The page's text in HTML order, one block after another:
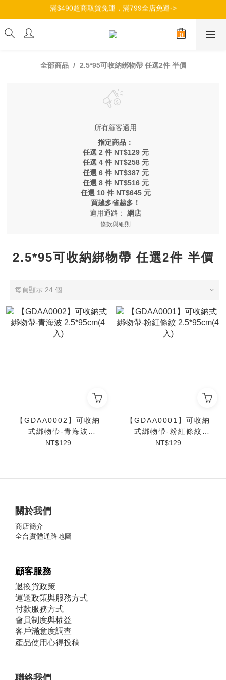
加入會員，立即獲得100元購物金->
滿$490超商取貨免運，滿799全店免運->
全部商品 2.5*95可收納綁物帶 任選2件 半價
所有顧客適用
指定商品：
任選 2 件 NT$129 元
任選 4 件 NT$258 元
任選 6 件 NT$387 元
任選 8 件 NT$516 元
任選 10 件 NT$645 元
買越多省越多！
適用通路： 網店
條款與細則
2.5*95可收納綁物帶 任選2件 半價
每頁顯示 24 個
【GDAA0002】可收納
式綁物帶-青海波
2.5*95cm(4入)
NT$129
【GDAA0001】可收納
式綁物帶-粉紅條紋
2.5*95cm(4入)
NT$129
關於我們
商店簡介
全台實體通路地圖
顧客服務
退換貨政策
運送政策與服務方式
付款服務方式
會員制度與權益
客戶滿意度調查
產品使用心得投稿